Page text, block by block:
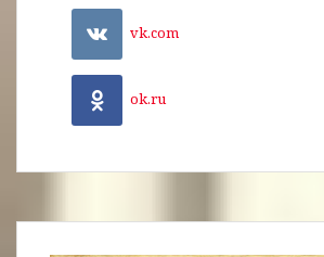
vk.com
ok.ru